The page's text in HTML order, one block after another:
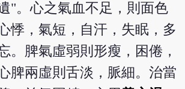
"。心之氣血不足，則面色
悸，氣短，自汗，失眠，多
。脾氣虛弱則形瘦，困倦，
脾兩虛則舌淡，脈細。治當